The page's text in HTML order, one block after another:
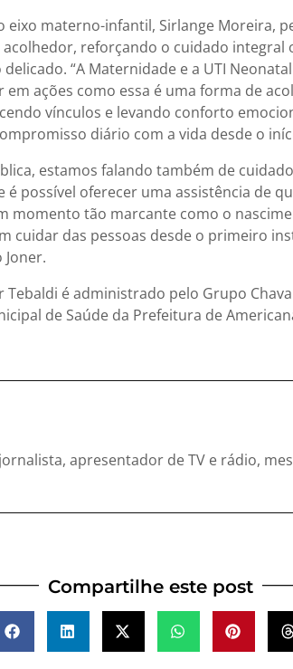
eixo materno-infantil, Sirlange Moreira,
reforçando o cuidado integral
“A Maternidade e a UTI
ações como essa é uma forma de
vínculos e levando conforto
diário com a vida desde o
estamos falando também de
é possível oferecer uma assistência de
momento tão marcante como o
cuidar das pessoas desde o primeiro
Tebaldi é administrado pelo Grupo
de Saúde da Prefeitura de
apresentador de TV e rádio,
Compartilhe este post